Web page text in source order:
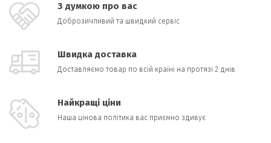
З думкою про вас
Доброзичливий та швидкий сервіс
Швидка доставка
Доставляємо товар по всій країні на протязі 2 днів
Найкращі ціни
Наша цінова політика вас приємно здивує